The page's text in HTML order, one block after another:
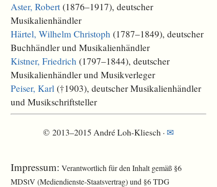
Aster, Robert (1876–1917), deutscher
Musikalienhändler
Härtel, Wilhelm Christoph (1787–1849), deutscher
Buchhändler und Musikalienhändler
Kistner, Friedrich (1797–1844), deutscher
Musikalienhändler und Musikverleger
Peiser, Karl (†1903), deutscher Musikalienhändler
und Musikschriftsteller
© 2013–2015 André Loh-Kliesch · ✉
Impressum: Verantwortlich für den Inhalt gemäß §6
MDStV (Mediendienste-Staatsvertrag) und §6 TDG